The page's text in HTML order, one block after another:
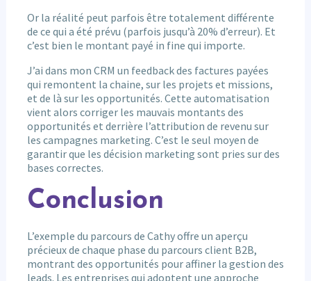
Or la réalité peut parfois être totalement différente
de ce qui a été prévu (parfois jusqu’à 20% d’erreur). Et
c’est bien le montant payé in fine qui importe.
J’ai dans mon CRM un feedback des factures payées
qui remontent la chaine, sur les projets et missions,
et de là sur les opportunités. Cette automatisation
vient alors corriger les mauvais montants des
opportunités et derrière l’attribution de revenu sur
les campagnes marketing. C’est le seul moyen de
garantir que les décision marketing sont pries sur des
bases correctes.
Conclusion
L’exemple du parcours de Cathy offre un aperçu
précieux de chaque phase du parcours client B2B,
montrant des opportunités pour affiner la gestion des
leads. Les entreprises qui adoptent une approche